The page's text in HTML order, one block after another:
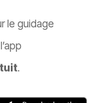
le guidage
.